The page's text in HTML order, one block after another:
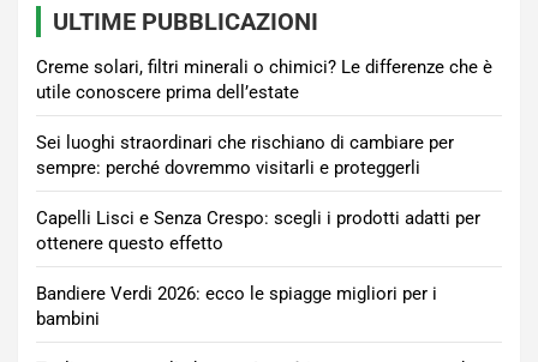
ULTIME PUBBLICAZIONI
Creme solari, filtri minerali o chimici? Le differenze che è
utile conoscere prima dell’estate
Sei luoghi straordinari che rischiano di cambiare per
sempre: perché dovremmo visitarli e proteggerli
Capelli Lisci e Senza Crespo: scegli i prodotti adatti per
ottenere questo effetto
Bandiere Verdi 2026: ecco le spiagge migliori per i
bambini